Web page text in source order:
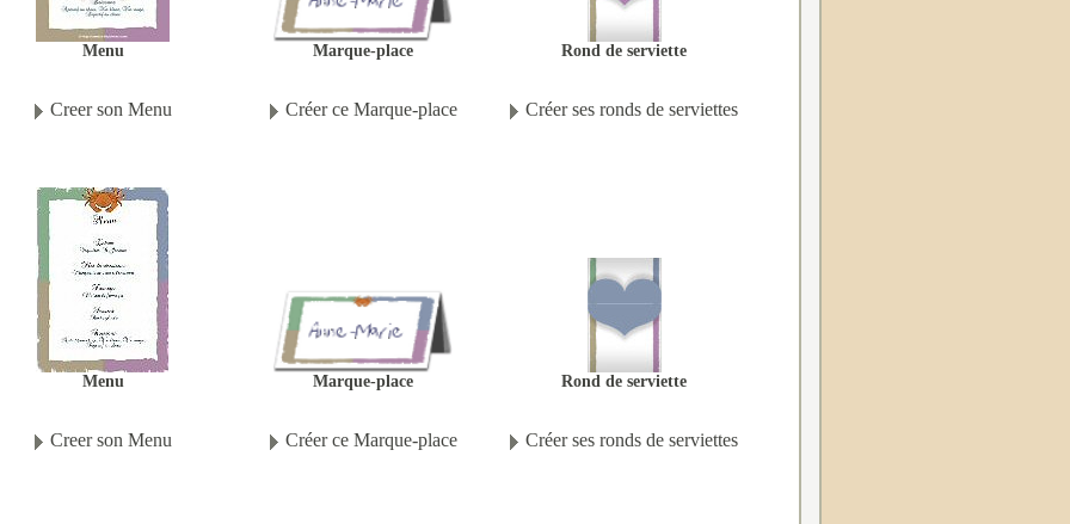
Menu
Creer son Menu
Marque-place
Créer ce Marque-place
Rond de serviette
Créer ses ronds de serviettes
Menu
Creer son Menu
Marque-place
Créer ce Marque-place
Rond de serviette
Créer ses ronds de serviettes